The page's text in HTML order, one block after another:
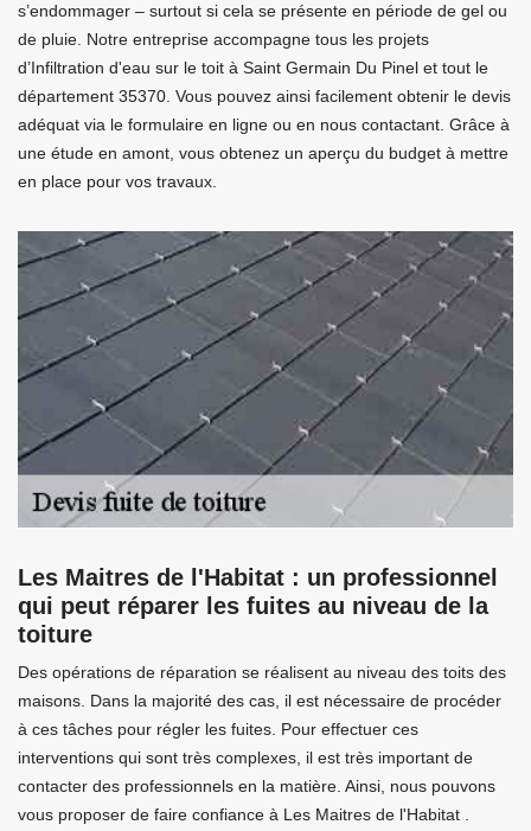
s’endommager – surtout si cela se présente en période de gel ou
de pluie. Notre entreprise accompagne tous les projets
d’Infiltration d'eau sur le toit à Saint Germain Du Pinel et tout le
département 35370. Vous pouvez ainsi facilement obtenir le devis
adéquat via le formulaire en ligne ou en nous contactant. Grâce à
une étude en amont, vous obtenez un aperçu du budget à mettre
en place pour vos travaux.
Les Maitres de l'Habitat : un professionnel
qui peut réparer les fuites au niveau de la
toiture
Des opérations de réparation se réalisent au niveau des toits des
maisons. Dans la majorité des cas, il est nécessaire de procéder
à ces tâches pour régler les fuites. Pour effectuer ces
interventions qui sont très complexes, il est très important de
contacter des professionnels en la matière. Ainsi, nous pouvons
vous proposer de faire confiance à Les Maitres de l'Habitat .